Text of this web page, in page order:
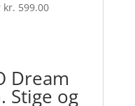
kr. 599.00
Dream
Stige og